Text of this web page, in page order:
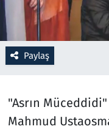
Paylaş
"Asrın
Mahmud
Sağlık
Savunma Sanayi
Spor